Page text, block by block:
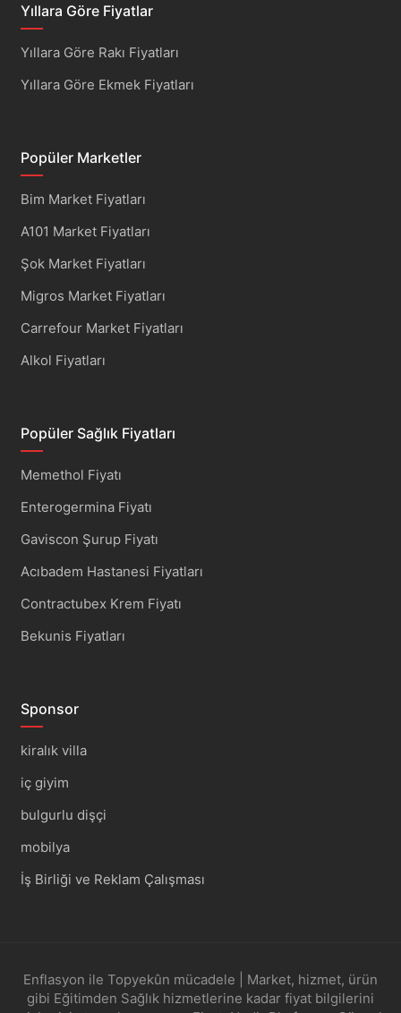
Yıllara Göre Fiyatlar
Yıllara Göre Rakı Fiyatları
Yıllara Göre Ekmek Fiyatları
Popüler Marketler
Bim Market Fiyatları
A101 Market Fiyatları
Şok Market Fiyatları
Migros Market Fiyatları
Carrefour Market Fiyatları
Alkol Fiyatları
Popüler Sağlık Fiyatları
Memethol Fiyatı
Enterogermina Fiyatı
Gaviscon Şurup Fiyatı
Acıbadem Hastanesi Fiyatları
Contractubex Krem Fiyatı
Bekunis Fiyatları
Sponsor
kiralık villa
iç giyim
bulgurlu dişçi
mobilya
İş Birliği ve Reklam Çalışması
Enflasyon ile Topyekûn mücadele | Market, hizmet, ürün
gibi Eğitimden Sağlık hizmetlerine kadar fiyat bilgilerini